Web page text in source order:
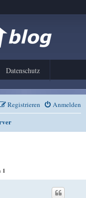
Datenschutz
Anmelden
Registrieren
1